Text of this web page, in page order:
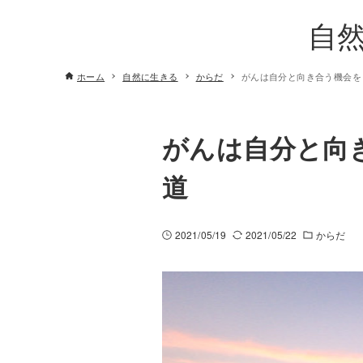
自
ホーム 自然に生きる からだ がんは自分と向き合う機会
がんは自分と向
道
2021/05/19 2021/05/22 からだ